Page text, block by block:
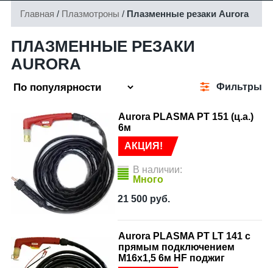
Главная / Плазмотроны / Плазменные резаки Aurora
ПЛАЗМЕННЫЕ РЕЗАКИ
AURORA
Фильтры
АКЦИЯ!
Aurora PLASMA PT 151 (ц.а.)
6м
В наличии:
Много
21 500 руб.
Aurora PLASMA PT LT 141 с
прямым подключением
M16x1,5 6м HF поджиг